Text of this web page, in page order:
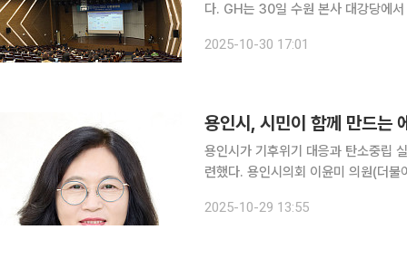
다. GH는 30일 수원 본사 대강당에
내 근린생활시설과 주민공동시설 등
2025-10-30 17:01
용인시가 기후위기 대응과 탄소중립
련했다. 용인시의회 이윤미 의원(더불어민주당·비례대표)이 대표 발의한 ‘용인시 시민참여형 에너지
는 화석연료 중심의 기존 에너지 체
2025-10-29 13:55